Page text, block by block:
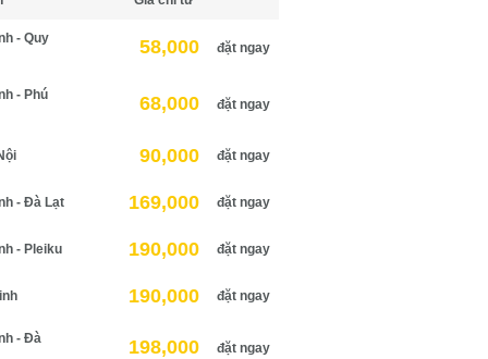
- Quy
58,000 đặt ngay
- Phú
68,000 đặt ngay
90,000 đặt ngay
- Đà Lạt 169,000 đặt ngay
- Pleiku 190,000 đặt ngay
190,000 đặt ngay
- Đà
198,000 đặt ngay